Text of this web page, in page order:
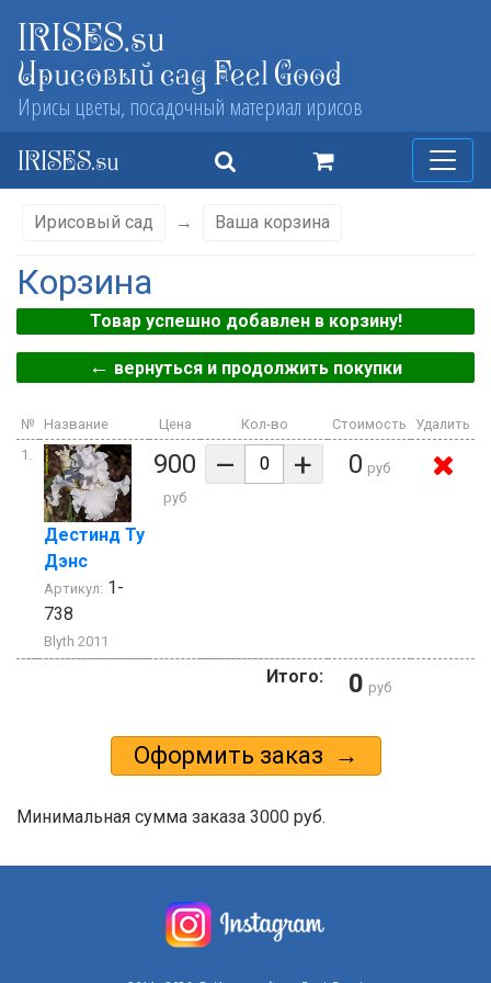
IRISES.su
Ирисовый сад Feel Good
Ирисы цветы, посадочный материал ирисов
IRISES.su
Ирисовый сад → Ваша корзина
Корзина
Товар успешно добавлен в корзину!
← вернуться и продолжить покупки
№ Название Цена Кол-во Стоимость
Удалить
1.
Дестинд Ту
Дэнс
Артикул: 1-
738
Blyth 2011
900
руб
– + 0 руб
Итого: 0 руб
Минимальная сумма заказа 3000 руб.